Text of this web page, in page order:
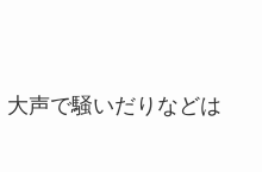
声で騒いだりなどは